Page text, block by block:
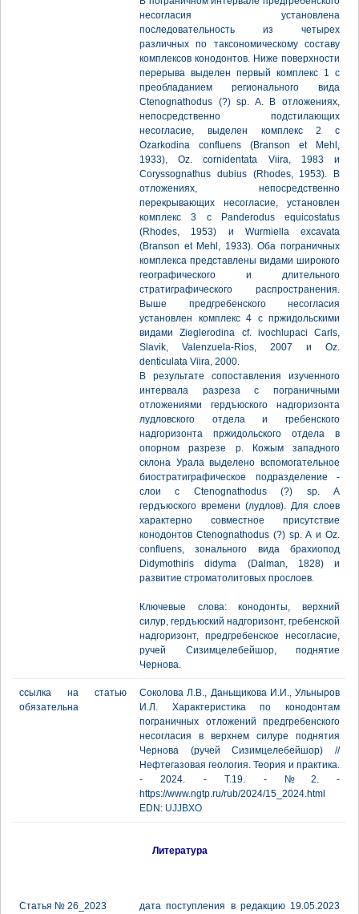
несогласия установлена
последовательность из четырех
различных по таксономическому составу
комплексов конодонтов. Ниже поверхности
перерыва выделен первый комплекс 1 с
преобладанием регионального вида
Ctenognathodus (?) sp. A. В отложениях,
непосредственно подстилающих
несогласие, выделен комплекс 2 с
Ozarkodina confluens (Branson et Mehl,
1933), Oz. cornidentata Viira, 1983 и
Coryssognathus dubius (Rhodes, 1953). В
отложениях, непосредственно
перекрывающих несогласие, установлен
комплекс 3 с Panderodus equicostatus
(Rhodes, 1953) и Wurmiella excavata
(Branson et Mehl, 1933). Оба пограничных
комплекса представлены видами широкого
географического и длительного
стратиграфического распространения.
Выше предгребенского несогласия
установлен комплекс 4 с пржидольскими
видами Zieglerodina cf. ivochlupaci Carls,
Slavik, Valenzuela-Rios, 2007 и Oz.
denticulata Viira, 2000.
В результате сопоставления изученного
интервала разреза с пограничными
отложениями гердъюского надгоризонта
лудловского отдела и гребенского
надгоризонта пржидольского отдела в
опорном разрезе р. Кожым западного
склона Урала выделено вспомогательное
биостратиграфическое подразделение -
слои с Ctenognathodus (?) sp. А
гердъюского времени (лудлов). Для слоев
характерно совместное присутствие
конодонтов Ctenognathodus (?) sp. А и Oz.
confluens, зонального вида брахиопод
Didymothiris didyma (Dalman, 1828) и
развитие строматолитовых прослоев.
Ключевые слова: конодонты, верхний
силур, гердъюский надгоризонт, гребенской
надгоризонт, предгребенское несогласие,
ручей Сизимцелебейшор, поднятие
Чернова.
ссылка на статью
обязательна
Соколова Л.В., Даньщикова И.И., Ульныров
И.Л. Характеристика по конодонтам
пограничных отложений предгребенского
несогласия в верхнем силуре поднятия
Чернова (ручей Сизимцелебейшор) //
Нефтегазовая геология. Теория и практика.
- 2024. - Т.19. - №2. -
https://www.ngtp.ru/rub/2024/15_2024.html
EDN: UJJBXO
Литература
Статья № 26_2023
дата поступления в редакцию 19.05.2023